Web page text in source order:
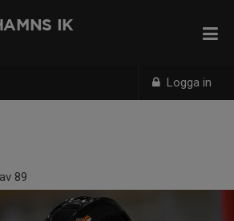
Logga in
IK
av 89